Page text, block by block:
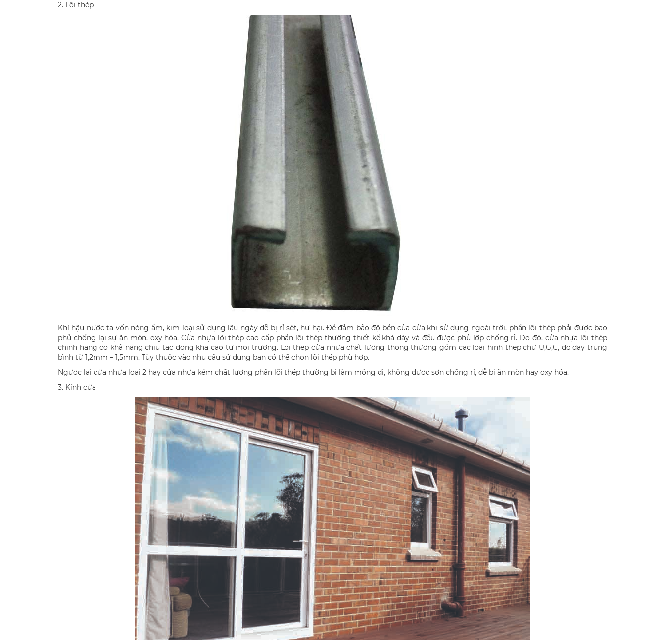
2. Lõi thép
Khí hậu nước ta vốn nóng ẩm, kim loại sử dụng lâu ngày dễ bị rỉ sét, hư hại. Để đảm bảo độ bền của cửa khi sử dụng ngoài trời, phần lõi thép phải được bao
phủ chống lại sự ăn mòn, oxy hóa. Cửa nhựa lõi thép cao cấp phần lõi thép thường thiết kế khá dày và đều được phủ lớp chống rỉ. Do đó, cửa nhựa lõi thép
chính hãng có khả năng chịu tác động khá cao từ môi trường. Lõi thép cửa nhựa chất lượng thông thường gồm các loại hình thép chữ U,G,C, độ dày trung
bình từ 1,2mm – 1,5mm. Tùy thuộc vào nhu cầu sử dụng bạn có thể chọn lõi thép phù hợp.
Ngược lại cửa nhựa loại 2 hay cửa nhựa kém chất lượng phần lõi thép thường bị làm mỏng đi, không được sơn chống rỉ, dễ bị ăn mòn hay oxy hóa.
3. Kính cửa